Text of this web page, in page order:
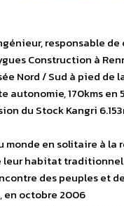
responsable
Construction à
Nord / Sud à pied de
autonomie, 170kms en
du Stock Kangri
monde en solitaire à la
leur habitat traditionnel
des peuples et
en octobre 2006